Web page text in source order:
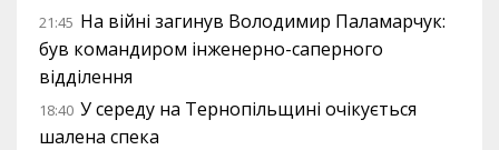
21:45 На війні загинув Володимир Паламарчук:
був командиром інженерно-саперного
відділення
18:40 У середу на Тернопільщині очікується
шалена спека